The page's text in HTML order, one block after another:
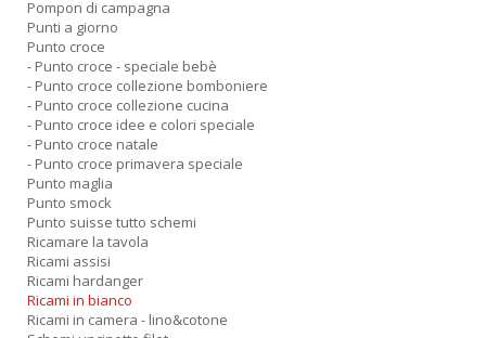
Pompon di campagna
Punti a giorno
Punto croce
- Punto croce - speciale bebè
- Punto croce collezione bomboniere
- Punto croce collezione cucina
- Punto croce idee e colori speciale
- Punto croce natale
- Punto croce primavera speciale
Punto maglia
Punto smock
Punto suisse tutto schemi
Ricamare la tavola
Ricami assisi
Ricami hardanger
Ricami in bianco
Ricami in camera - lino&cotone